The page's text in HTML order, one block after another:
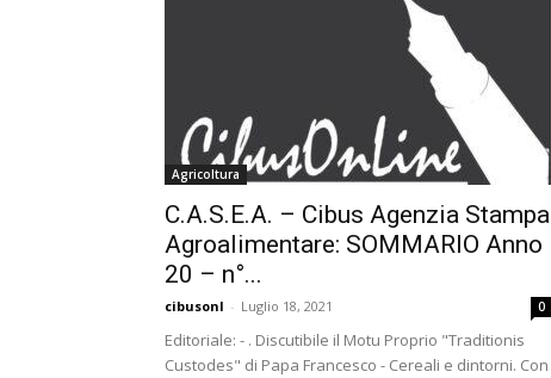
Agricoltura
C.A.S.E.A. – Cibus Agenzia Stampa
Agroalimentare: SOMMARIO Anno
20 – n°...
cibusonl - Luglio 18, 2021 0
Editoriale: - . Discutibile il Motu Proprio "Traditionis
Custodes" di Papa Francesco - Cereali e dintorni. Con